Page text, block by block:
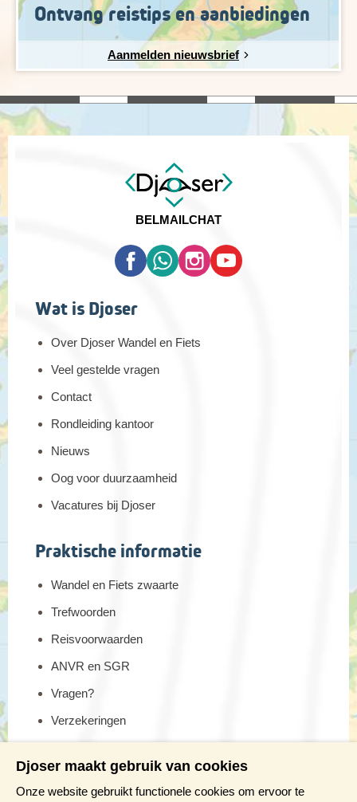
Ontvang reistips en aanbiedingen
Aanmelden nieuwsbrief
BELMAILCHAT
Wat is Djoser
Over Djoser Wandel en Fiets
Veel gestelde vragen
Contact
Rondleiding kantoor
Nieuws
Oog voor duurzaamheid
Vacatures bij Djoser
Praktische informatie
Wandel en Fiets zwaarte
Trefwoorden
Reisvoorwaarden
ANVR en SGR
Vragen?
Verzekeringen
Meer weten?
Djoser maakt gebruik van cookies
Onze website gebruikt functionele cookies om ervoor te